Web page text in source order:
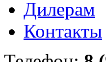
Дилерам
Контакты